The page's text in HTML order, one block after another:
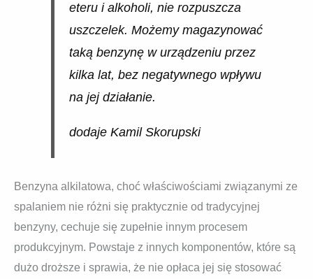
eteru i alkoholi, nie rozpuszcza
uszczelek. Możemy magazynować
taką benzynę w urządzeniu przez
kilka lat, bez negatywnego wpływu
na jej działanie.
dodaje Kamil Skorupski
Benzyna alkilatowa, choć właściwościami związanymi ze
spalaniem nie różni się praktycznie od tradycyjnej
benzyny, cechuje się zupełnie innym procesem
produkcyjnym. Powstaje z innych komponentów, które są
dużo droższe i sprawia, że nie opłaca jej się stosować